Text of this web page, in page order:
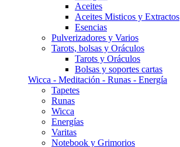
Aceites
Aceites Misticos y Extractos
Esencias
Pulverizadores y Varios
Tarots, bolsas y Oráculos
Tarots y Oráculos
Bolsas y soportes cartas
Wicca - Meditación - Runas - Energía
Tapetes
Runas
Wicca
Energías
Varitas
Notebook y Grimorios